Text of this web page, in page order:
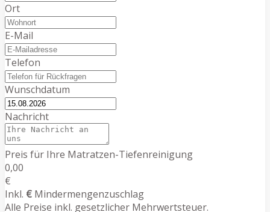
Ort
E-Mail
Telefon
Wunschdatum
Nachricht
Preis für Ihre Matratzen-Tiefenreinigung
0,00
€
Inkl. € Mindermengenzuschlag
Alle Preise inkl. gesetzlicher Mehrwertsteuer.